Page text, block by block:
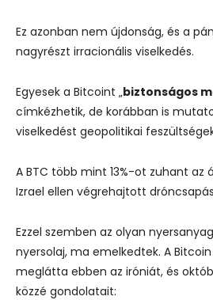
Ez azonban nem újdonság, és a
nagyrészt irracionális viselkedés.
Egyesek a Bitcoint „biztonságos
címkézhetik, de korábban is
viselkedést geopolitikai
A BTC több mint 13%-ot zuhant az
Izrael ellen végrehajtott
Ezzel szemben az olyan
nyersolaj, ma emelkedtek. A
meglátta ebben az iróniát, és
közzé gondolatait: